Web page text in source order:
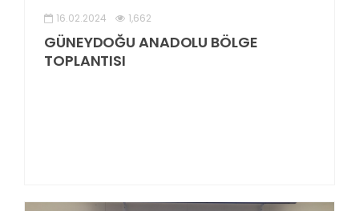
16.02.2024 1,662
GÜNEYDOĞU ANADOLU BÖLGE
TOPLANTISI